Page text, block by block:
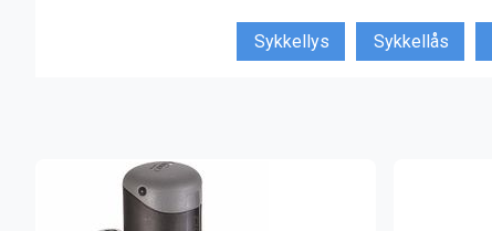
Sykkellys Sykkellås